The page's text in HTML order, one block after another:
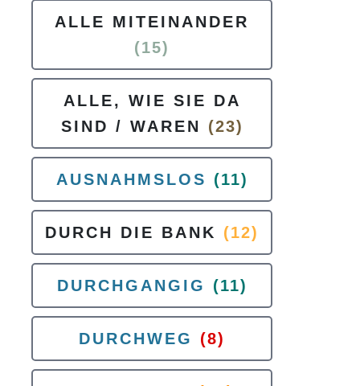
ALLE MITEINANDER
(15)
ALLE, WIE SIE DA
SIND / WAREN
(23)
AUSNAHMSLOS (11)
DURCH DIE BANK (12)
DURCHGANGIG (11)
DURCHWEG (8)